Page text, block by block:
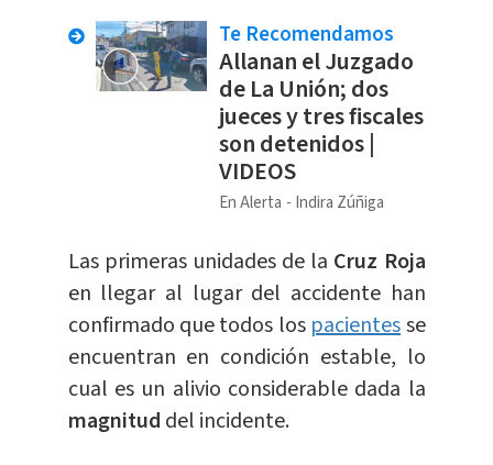
Te Recomendamos
Allanan el Juzgado
de La Unión; dos
jueces y tres fiscales
son detenidos |
VIDEOS
En Alerta Indira Zúñiga
Las primeras unidades de la Cruz Roja
en llegar al lugar del accidente han
confirmado que todos los pacientesse
encuentran en condición estable, lo
cual es un alivio considerable dada la
magnitud del incidente.